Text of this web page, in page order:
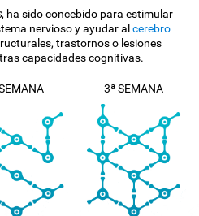
, ha sido concebido para estimular
nervioso y ayudar alcerebro
trastornos o lesiones
capacidades cognitivas.
3ª SEMANA